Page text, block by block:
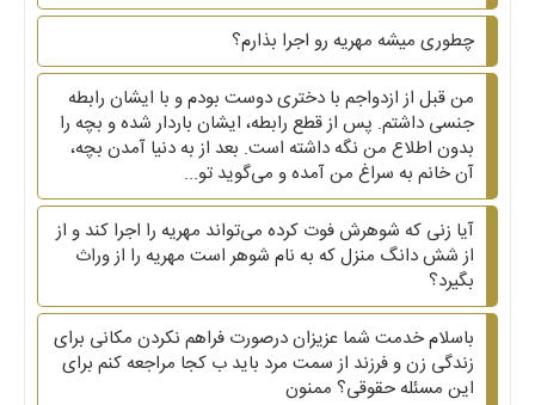
چطوری میشه مهریه رو اجرا بذارم؟
من قبل از ازدواجم با دختری دوست بودم و با ایشان رابطه
جنسی داشتم. پس از قطع رابطه، ایشان باردار شده و بچه را
بدون اطلاع من نگه داشته است. بعد از به دنیا آمدن بچه،
آن خانم به سراغ من آمده و می‌گوید تو...
آیا زنی که شوهرش فوت کرده می‌تواند مهریه را اجرا کند و از
از شش دانگ منزل که به نام شوهر است مهریه را از وراث
بگیرد؟
باسلام خدمت شما عزیزان درصورت فراهم نکردن مکانی برای
زندگی زن و فرزند از سمت مرد باید ب کجا مراجعه کنم برای
این مسئله حقوقی؟ ممنون